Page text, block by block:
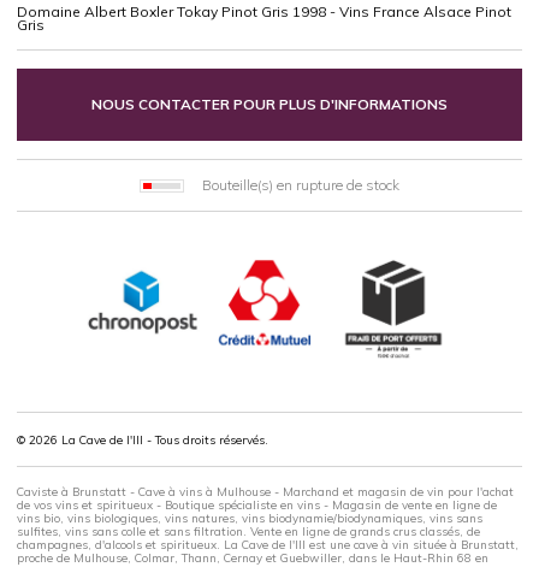
Domaine Albert Boxler Tokay Pinot Gris 1998 - Vins France Alsace Pinot
Gris
NOUS CONTACTER POUR PLUS D'INFORMATIONS
Bouteille(s) en rupture de stock
© 2026 La Cave de l'Ill - Tous droits réservés.
Caviste à Brunstatt - Cave à vins à Mulhouse - Marchand et magasin de vin pour l'achat
de vos vins et spiritueux - Boutique spécialiste en vins - Magasin de vente en ligne de
vins bio, vins biologiques, vins natures, vins biodynamie/biodynamiques, vins sans
sulfites, vins sans colle et sans filtration. Vente en ligne de grands crus classés, de
champagnes, d'alcools et spiritueux. La Cave de l'Ill est une cave à vin située à Brunstatt,
proche de Mulhouse, Colmar, Thann, Cernay et Guebwiller, dans le Haut-Rhin 68 en